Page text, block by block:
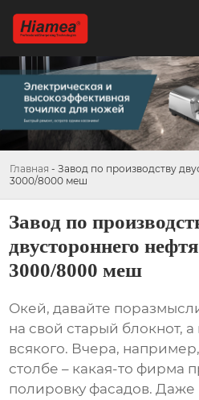
Главная - Завод по производству
3000/8000 меш
Завод по
двустороннего
3000/8000 меш
Окей, давайте
на свой старый блокнот, а
всякого. Вчера,
столбе – какая-то фирма
полировку фасадов.